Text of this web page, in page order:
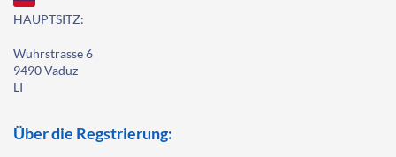
HAUPTSITZ:
Wuhrstrasse 6
9490 Vaduz
LI
Über die Regstrierung: